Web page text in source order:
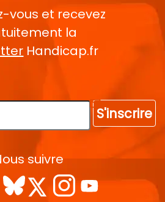
vous et recevez
la
Handicap.fr
S'inscrire
suivre